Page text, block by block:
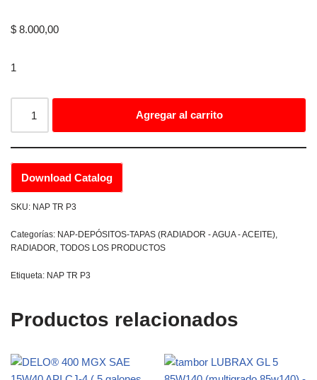
$ 8.000,00
1
Agregar al carrito
Download Catalog
SKU: NAP TR P3
Categorías: NAP-DEPÓSITOS-TAPAS (RADIADOR - AGUA - ACEITE),
RADIADOR, TODOS LOS PRODUCTOS
Etiqueta: NAP TR P3
Productos relacionados